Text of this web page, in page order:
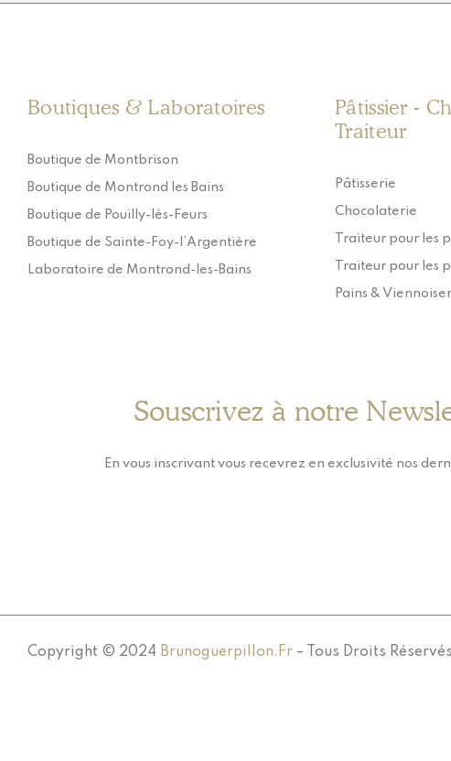
Boutiques & Laboratoires
Boutique de Montbrison
Boutique de Montrond les Bains
Boutique de Pouilly-lès-Feurs
Boutique de Sainte-Foy-l’Argentière
Laboratoire de Montrond-les-Bains
Pâtissier -
Traiteur
Pâtisserie
Chocolaterie
Traiteur pour les
Traiteur pour les
Pains &
Souscrivez à notre
En vous inscrivant vous recevrez en exclusivité nos
Copyright © 2024 Brunoguerpillon.fr – Tous Droits